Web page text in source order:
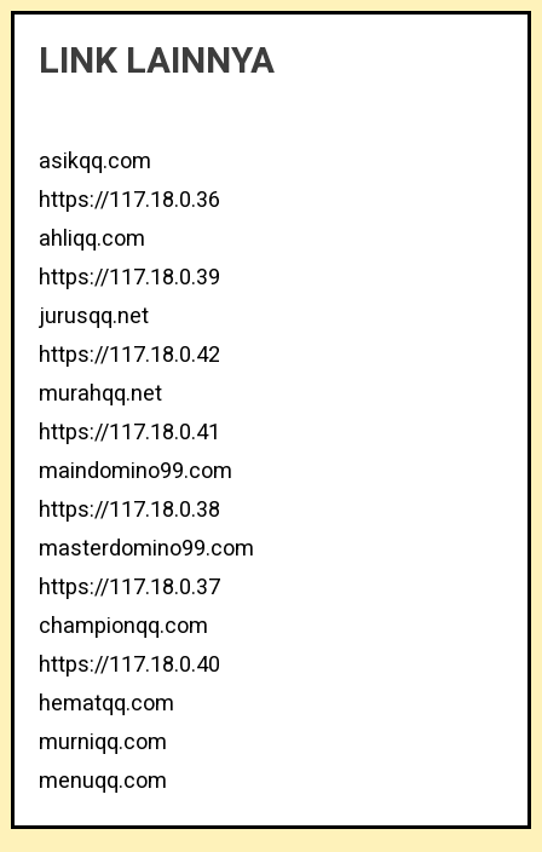
LINK LAINNYA
asikqq.com
https://117.18.0.36
ahliqq.com
https://117.18.0.39
jurusqq.net
https://117.18.0.42
murahqq.net
https://117.18.0.41
maindomino99.com
https://117.18.0.38
masterdomino99.com
https://117.18.0.37
championqq.com
https://117.18.0.40
hematqq.com
murniqq.com
menuqq.com